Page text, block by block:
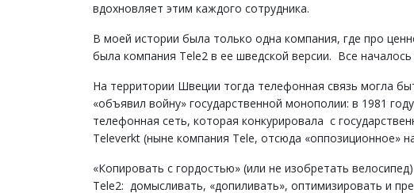
вдохновляет этим каждого сотрудника.
В моей истории была только одна компания, где про
была компания Tele2 в ее шведской версии. Все
На территории Швеции тогда телефонная связь могла
«объявил войну» государственной монополии: в 1981
телефонная сеть, которая конкурировала с
Televerkt (ныне компания Тele, отсюда «оппозиционное»
«Копировать с гордостью» (или не изобретать
Tele2: домысливать, «допиливать», оптимизировать и